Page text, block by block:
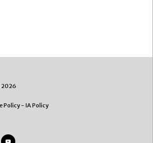
2026
Policy- IA Policy